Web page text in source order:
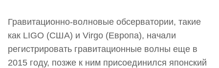
Гравитационно-волновые обсерватории, такие
как LIGO (США) и Virgo (Европа), начали
регистрировать гравитационные волны еще в
2015 году, позже к ним присоединился японский